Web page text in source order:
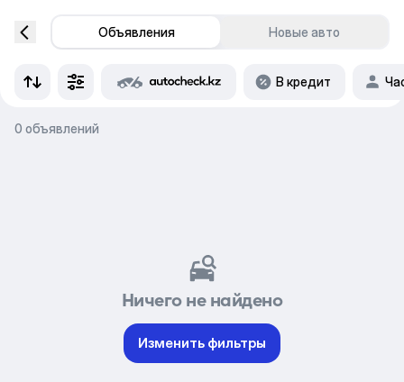
Объявления Новые авто
В кредит
0 объявлений
Ничего не найдено
Изменить фильтры